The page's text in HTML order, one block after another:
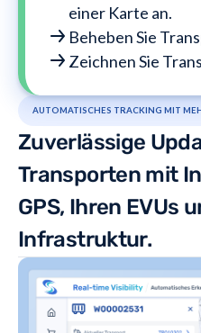
einer Karte an.
Beheben Sie
Zeichnen Sie
AUTOMATISCHES TRACKING MIT
Zuverlässige
Transporten mit
GPS, Ihren EVUs
Infrastruktur.